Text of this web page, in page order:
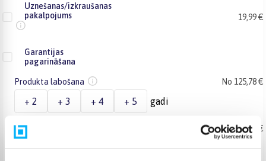
Uznešanas/izkraušanas
pakalpojums
19,99 €
Garantijas
pagarināšana
Produkta labošana No 125,78 €
+ 2 + 3 + 4 + 5 gadi
Produkta maiņa No 169,70 €